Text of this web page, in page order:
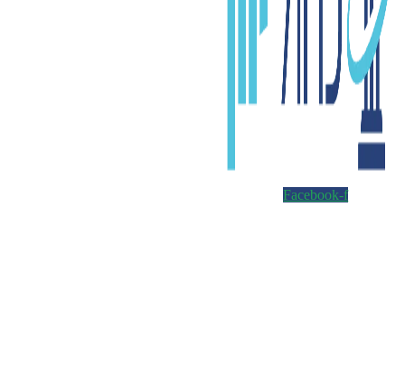
Facebook-f